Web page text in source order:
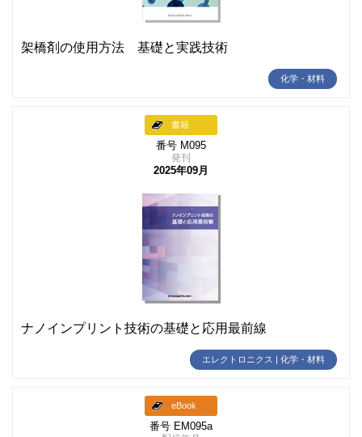
架橋剤の使用方法 基礎と実践技術
化学・材料
書籍
番号 M095
発刊
2025年09月
ナノインプリント技術の基礎と応用最前線
エレクトロニクス | 化学・材料
eBook
番号 EM095a